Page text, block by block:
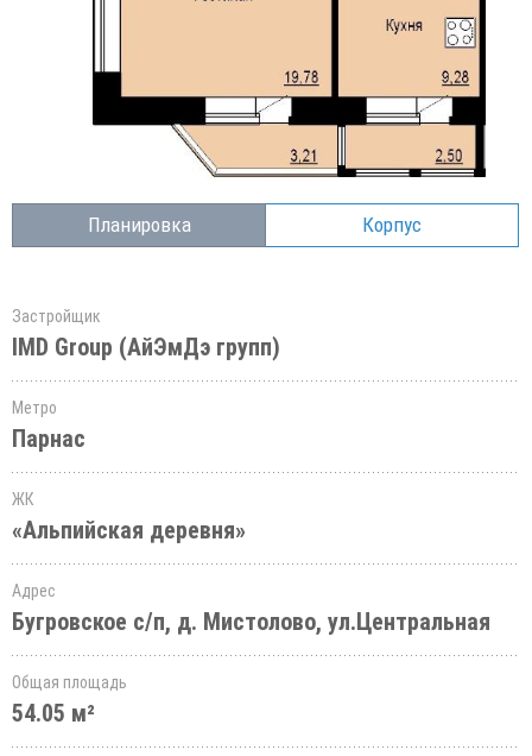
Планировка Корпус
Застройщик
IMD Group (АйЭмДэ групп)
Метро
Парнас
ЖК
«Альпийская деревня»
Адрес
Бугровское с/п, д. Мистолово, ул.Центральная
Общая площадь
54.05 м²